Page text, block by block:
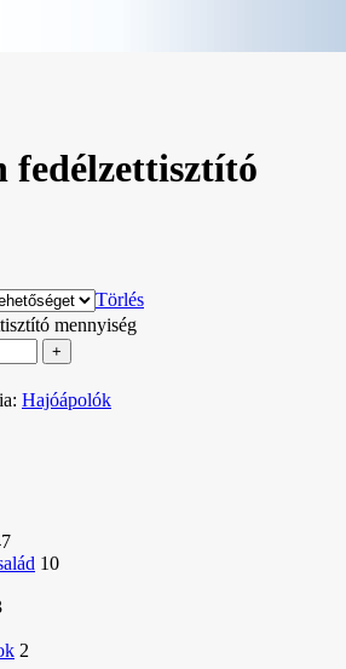
fedélzettisztító
Törlés
mennyiség
Hajóápolók
10
2